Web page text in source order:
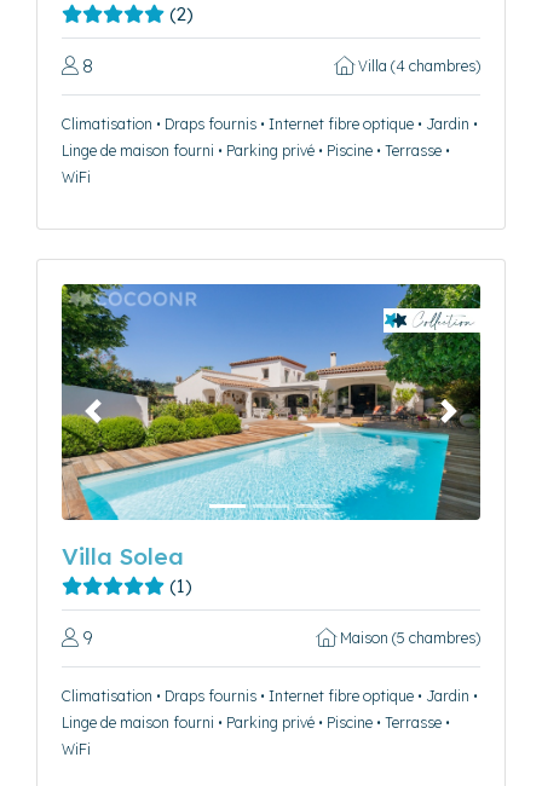
(2)
8 Villa (4 chambres)
Climatisation • Draps fournis • Internet fibre optique • Jardin •
Linge de maison fourni • Parking privé • Piscine • Terrasse •
WiFi
Précédent Suivant
Villa Solea
(1)
9 Maison (5 chambres)
Climatisation • Draps fournis • Internet fibre optique • Jardin •
Linge de maison fourni • Parking privé • Piscine • Terrasse •
WiFi